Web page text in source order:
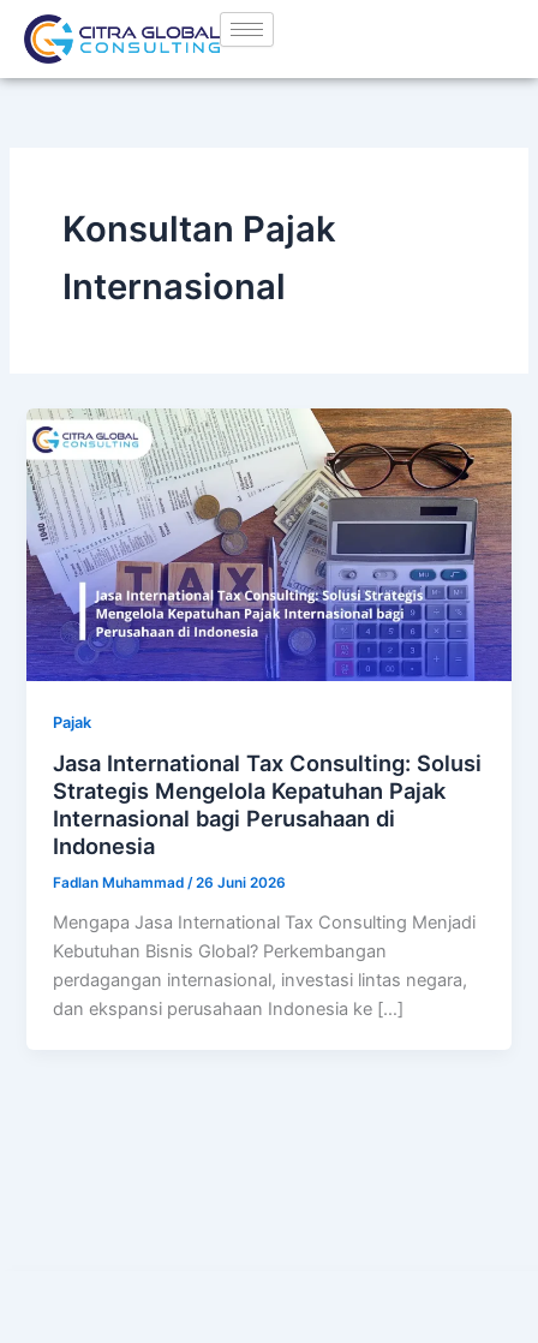
Lewati
konten
Konsultan Pajak
Internasional
Pajak
Jasa International Tax Consulting: Solusi
Strategis Mengelola Kepatuhan Pajak
Internasional bagi Perusahaan di
Indonesia
Fadlan Muhammad/26 Juni 2026
Mengapa Jasa International Tax Consulting Menjadi
Kebutuhan Bisnis Global? Perkembangan
perdagangan internasional, investasi lintas negara,
dan ekspansi perusahaan Indonesia ke […]